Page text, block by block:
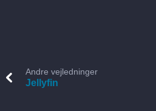
Andre vejledninger
Jellyfin